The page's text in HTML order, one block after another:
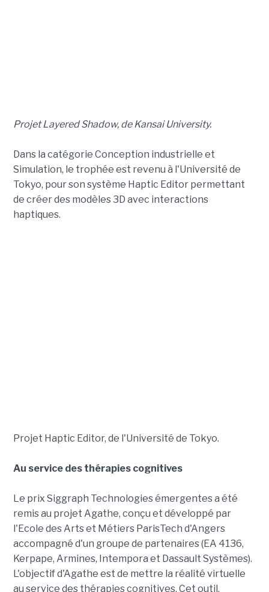
Projet Layered Shadow, de Kansai University.
Dans la catégorie Conception industrielle et
Simulation, le trophée est revenu à l'Université de
Tokyo, pour son système Haptic Editor permettant
de créer des modèles 3D avec interactions
haptiques.
Projet Haptic Editor, de l'Université de Tokyo.
Au service des thérapies cognitives
Le prix Siggraph Technologies émergentes a été
remis au projet Agathe, conçu et développé par
l'Ecole des Arts et Métiers ParisTech d'Angers
accompagné d'un groupe de partenaires (EA 4136,
Kerpape, Armines, Intempora et Dassault Systèmes).
L'objectif d'Agathe est de mettre la réalité virtuelle
au service des thérapies cognitives. Cet outil,